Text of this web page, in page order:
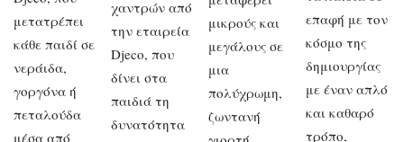
μετατρέπει
κάθε παιδί σε
νεράιδα,
γοργόνα ή
πεταλούδα
μέσα από
χαντρών από
την εταιρεία
Djeco, που
δίνει στα
παιδιά τη
δυνατότητα
μικρούς και
μεγάλους σε
μια
πολύχρωμη,
ζωντανή
επαφή με τον
κόσμο της
δημιουργίας
με έναν απλό
και καθαρό
τρόπο,